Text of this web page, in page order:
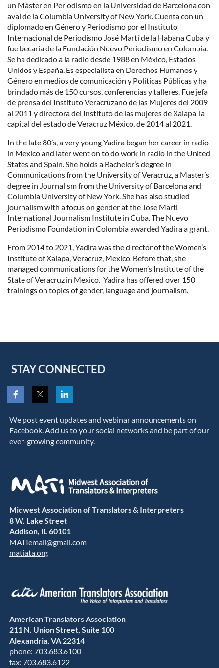
un Máster en Periodismo en la Universidad de Barcelona con
aval de la Columbia University of New York. Cuenta con un
diplomado en Género y Periodismo por el Instituto
Internacional de Periodismo José Martí de la Habana Cuba y
fue becaria de la Fundación Nuevo Periodismo en Colombia.
Se ha dedicado a la radio desde 1988 en México, Estados
Unidos y España. Es especialista en Derechos Humanos y
Género en medios de comunicación y Políticas Públicas y ha
brindado más de 150 cursos, conferencias y talleres. Fue jefa
de prensa del Instituto Veracruzano de las Mujeres del 2009
al 2011 y directora del Instituto de las mujeres de Xalapa, la
capital del estado de Veracruz México, de 2014 al 2021.
In the late 80’s, a very young Yadira began her career in radio
in Mexico and later went on to do work in radio in the United
States and Spain. She holds a Bachelor’s degree in
Communications from the University of Veracruz, a Master’s
degree in Journalism from the University of Barcelona and
Columbia University of New York. She has also studied
journalism with a focus on gender at the Jose Marti
International Journalism Institute in Cuba.The Nuevo
Periodismo Foundation in Colombia awarded Yadira a grant.
From 2014 to 2021, Yadira was the director of the Women’s
Institute of Xalapa, Veracruz, Mexico. Before that, she
managed communications for the Women’s Institute of the
State of Veracruz in Mexico. Yadira has offered over 150
trainings on topics of gender, language and journalism.
STAY CONNECTED
We post event updates and webinar announcements on
Facebook. Add us to your social networks and be part of our
ever-growing community.
Midwest Association of Translators & Interpreters
8 W. Lake Street
Addison, IL 60101
MATIemail@gmail.com
matiata.org
American Translators Association
211 N. Union Street, Suite 100
Alexandria, VA 22314
phone: 703.683.6100
fax: 703.683.6122